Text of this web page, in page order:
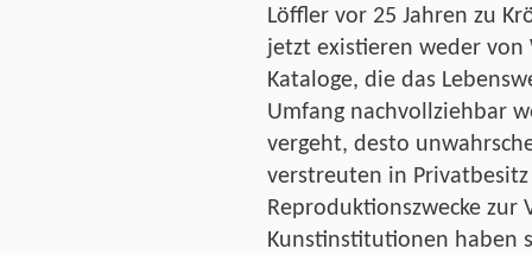
Löffler vor 25 Jahren zu
jetzt existieren weder
Kataloge, die das
Umfang nachvollziehbar
vergeht, desto
verstreuten in
Reproduktionszwecke zur
Kunstinstitutionen haben